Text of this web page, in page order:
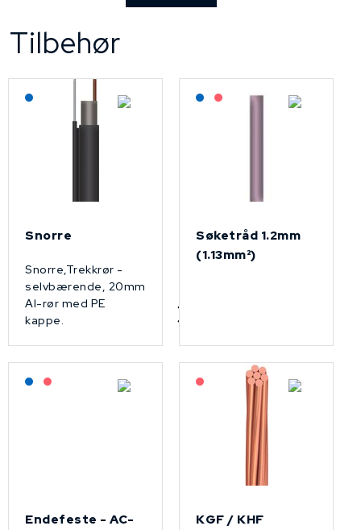
Tilbehør
Lagerført: NEK Kabel
Snorre
Snorre,Trekkrør -
selvbærende, 20mm
Al-rør med PE
kappe.
Lagerført: NEK Kabel
På forespørsel
Søketråd 1.2mm
(1.13mm²)
Lagerført: NEK Kabel
På forespørsel
Endefeste - AC-
På forespørsel
KGF / KHF